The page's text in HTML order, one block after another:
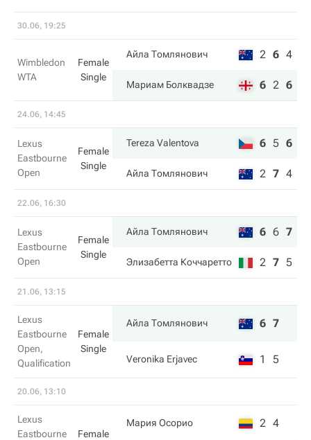
30.06, 19:25
Wimbledon
WTA
Female
Single
Айла Томлянович 2 6 4
Мариам Болквадзе 6 2 6
24.06, 14:45
Lexus
Eastbourne
Open
Female
Single
Tereza Valentova 6 5 6
Айла Томлянович 2 7 4
22.06, 16:30
Lexus
Eastbourne
Open
Female
Single
Айла Томлянович 6 6 7
Элизабетта Коччаретто 2 7 5
21.06, 13:15
Lexus
Eastbourne
Open,
Qualification
Female
Single
Айла Томлянович 6 7
Veronika Erjavec 1 5
20.06, 13:10
Lexus
Eastbourne
Female
Мария Осорио 2 4